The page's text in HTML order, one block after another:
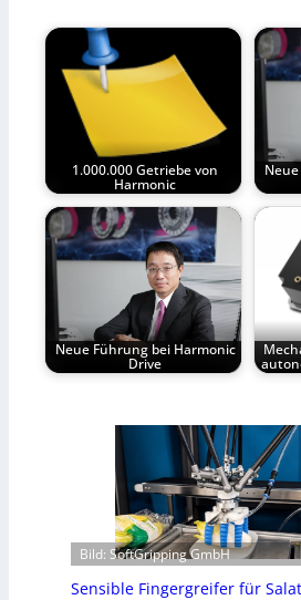
1.000.000 Getriebe von
Harmonic
Neue Führung bei Harmonic
Drive
Bild: SoftGripping GmbH
Sensible Fingergreifer für Salat